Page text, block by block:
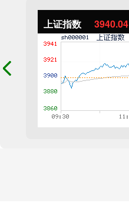
上证指数 3940.04